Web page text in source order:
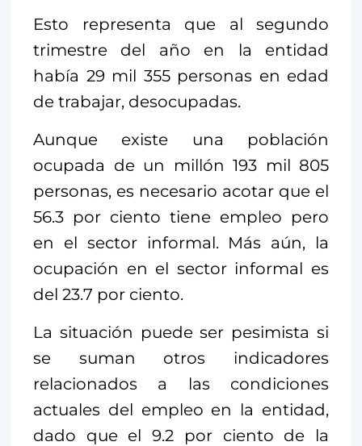
Esto representa que al segundo
trimestre del año en la entidad
había 29 mil 355 personas en edad
de trabajar, desocupadas.
Aunque existe una población
ocupada de un millón 193 mil 805
personas, es necesario acotar que el
56.3 por ciento tiene empleo pero
en el sector informal. Más aún, la
ocupación en el sector informal es
del 23.7 por ciento.
La situación puede ser pesimista si
se suman otros indicadores
relacionados a las condiciones
actuales del empleo en la entidad,
dado que el 9.2 por ciento de la